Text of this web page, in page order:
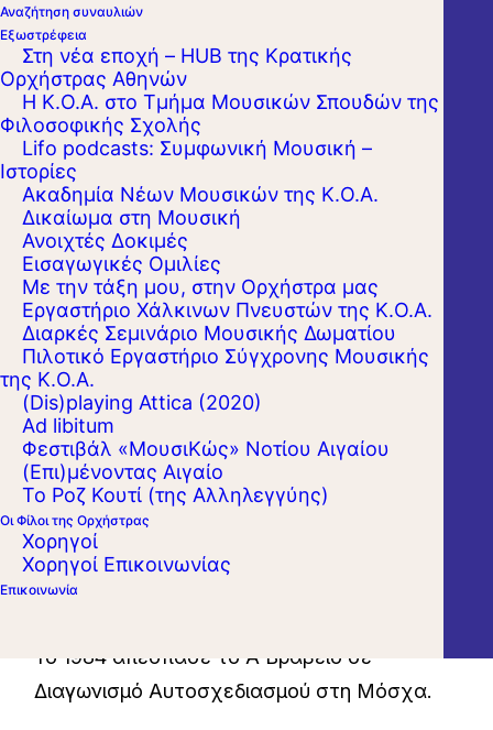
Αναζήτηση συναυλιών
Εξωστρέφεια
Στη νέα εποχή – HUB της Κρατικής
Ορχήστρας Αθηνών
Η Κ.Ο.Α. στο Τμήμα Μουσικών Σπουδών της
Φιλοσοφικής Σχολής
Lifo podcasts: Συμφωνική Μουσική –
Ιστορίες
Ακαδημία Νέων Μουσικών της Κ.Ο.Α.
Δικαίωμα στη Μουσική
Ανοιχτές Δοκιμές
Εισαγωγικές Ομιλίες
Με την τάξη μου, στην Ορχήστρα μας
Εργαστήριo Χάλκινων Πνευστών της Κ.Ο.Α.
Διαρκές Σεμινάριο Μουσικής Δωματίου
Πιλοτικό Εργαστήριο Σύγχρονης Μουσικής
της Κ.Ο.Α.
(Dis)playing Attica (2020)
Ad libitum
Φεστιβάλ «ΜουσιΚώς» Νοτίου Αιγαίου
(Επι)μένοντας Αιγαίο
Το Ροζ Κουτί (της Αλληλεγγύης)
Οι Φίλοι της Ορχήστρας
Χορηγοί
Χορηγοί Επικοινωνίας
Επικοινωνία
Βιογραφικό
Ο Μιχαήλ Σμιρνώφ είναι μουσικός στις
Βιόλες της Κρατικής Ορχήστρας Αθηνών,
από το 1993.
Γεννήθηκε στο Ivanovo της Ρωσίας. Σε
ηλικία 5 ετών ξεκίνησε μαθήματα βιολιού. Το
1975 πήγε στη Μόσχα και φοίτησε στην
τάξη του Mikhail Melnik, απ΄όπου πήρε
Δίπλωμα βιολιού με Άριστα παμψηφεί. Στη
συνέχεια φοίτησε στη Μουσική Ακαδημία
Τσαϊκόφσκυ, δίπλα στον καθηγητή Alexander
Bobrovsky, απ΄όπου αποφοίτησε παίρνοντας
Το 1984 απέσπασε το Α΄Βραβείο σε
Διαγωνισμό Αυτοσχεδιασμού στη Μόσχα.